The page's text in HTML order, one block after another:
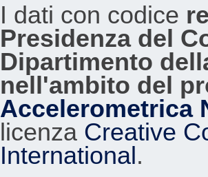
I dati con codice
Presidenza del
Dipartimento
nell'ambito del
Accelerometrica
licenza Creative
International.